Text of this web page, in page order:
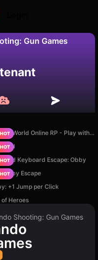
Gun Games
Non Enregistrer
Sprunki World Online RP - Play with Friends!
Keyboard Escape: Obby
Obby Escape
+1 Jump per Click
of Heroes
Shooting: Gun Games